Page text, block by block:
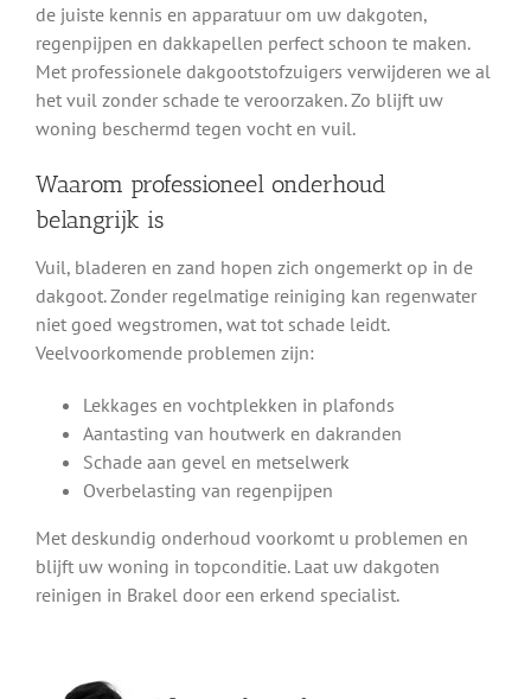
de juiste kennis en apparatuur om uw dakgoten,
regenpijpen en dakkapellen perfect schoon te maken.
Met professionele dakgootstofzuigers verwijderen we al
het vuil zonder schade te veroorzaken. Zo blijft uw
woning beschermd tegen vocht en vuil.
Waarom professioneel onderhoud
belangrijk is
Vuil, bladeren en zand hopen zich ongemerkt op in de
dakgoot. Zonder regelmatige reiniging kan regenwater
niet goed wegstromen, wat tot schade leidt.
Veelvoorkomende problemen zijn:
Lekkages en vochtplekken in plafonds
Aantasting van houtwerk en dakranden
Schade aan gevel en metselwerk
Overbelasting van regenpijpen
Met deskundig onderhoud voorkomt u problemen en
blijft uw woning in topconditie. Laat uw dakgoten
reinigen in Brakel door een erkend specialist.